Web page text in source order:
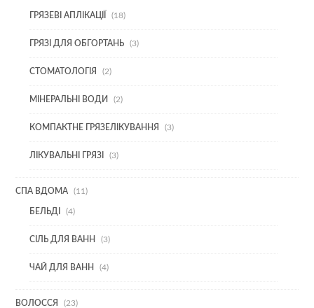
ГРЯЗЕВІ АПЛІКАЦІЇ
1818
ГРЯЗІ ДЛЯ ОБГОРТАНЬ
33
СТОМАТОЛОГІЯ
22
МІНЕРАЛЬНІ ВОДИ
22
КОМПАКТНЕ ГРЯЗЕЛІКУВАННЯ
33
ЛІКУВАЛЬНІ ГРЯЗІ
33
СПА ВДОМА 1111
БЕЛЬДІ
44
СІЛЬ ДЛЯ ВАНН
33
ЧАЙ ДЛЯ ВАНН
44
ВОЛОССЯ 2323